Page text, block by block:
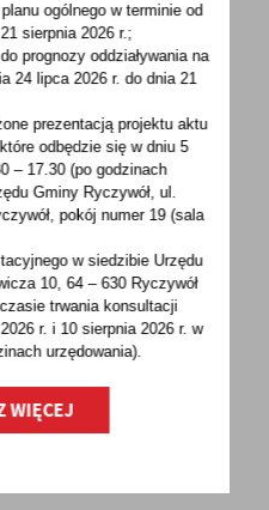
Zostaw nam swoją opinię
najlepsi, a Twoje zdanie
tym pomoże!
ogólnego w terminie od
sierpnia 2026 r.;
prognozy oddziaływania na
24 lipca 2026 r. do dnia 21
prezentacją projektu aktu
odbędzie się w dniu 5
– 17.30 (po godzinach
Gminy Ryczywół, ul.
pokójnumer 19 (sala
w siedzibie Urzędu
10, 64 – 630 Ryczywół
trwania konsultacji
r. i 10 sierpnia 2026 r. w
urzędowania).
WIĘCEJ